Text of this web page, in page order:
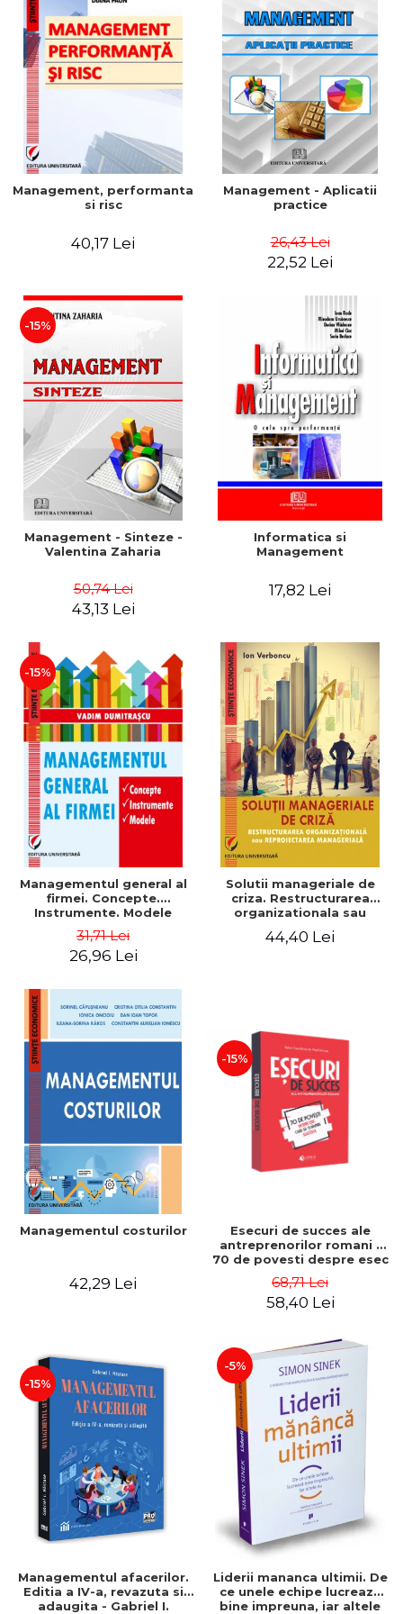
Management, performanta
si risc
40,17 Lei
Management - Aplicatii
practice
26,43 Lei
22,52 Lei
-15%
Management - Sinteze -
Valentina Zaharia
50,74 Lei
43,13 Lei
Informatica si
Management
17,82 Lei
-15%
Managementul general al
firmei. Concepte.
Instrumente. Modele
31,71 Lei
26,96 Lei
Solutii manageriale de
criza. Restructurarea
organizationala sau
44,40 Lei
Managementul costurilor
42,29 Lei
-15%
Esecuri de succes ale
antreprenorilor romani -
70 de povesti despre esec
68,71 Lei
58,40 Lei
-15%
Managementul afacerilor.
Editia a IV-a, revazuta si
adaugita - Gabriel I.
-5%
Liderii mananca ultimii. De
ce unele echipe lucreaza
bine impreuna, iar altele